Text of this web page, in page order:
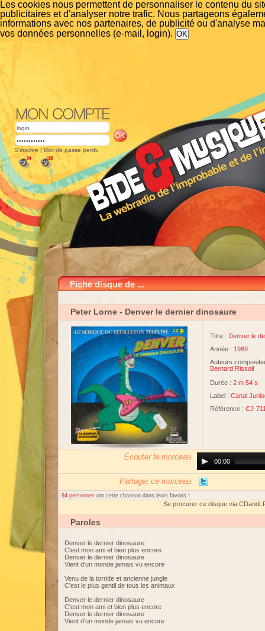
Les cookies nous permettent de personnaliser le contenu du
publicitaires et d'analyser notre trafic. Nous partageons
informations avec nos partenaires, de publicité ou d'analyse
vos données personnelles (e-mail, login).
S'inscrire | Mot de passe perdu
Fiche disque de ...
Peter Lorne - Denver le dernier dinosaure
Titre : Denver le
Année : 1989
Auteurs
Bernard Rissoll
Durée : 2 m 54 s
Label : Canal
Référence : CJ-
Écouter le morceau
Player00:00
Partager ce morceau
94 personnes ont cette chanson dans leurs favoris !
Se procurer ce disque via
Paroles
Denver le dernier dinosaure
C'est mon ami et bien plus encore
Denver le dernier dinosaure
Vient d'un monde jamais vu encore
Venu de la torride et ancienne jungle
C'est le plus gentil de tous les animaux
Denver le dernier dinosaure
C'est mon ami et bien plus encore
Denver le dernier dinosaure
Vient d'un monde jamais vu encore